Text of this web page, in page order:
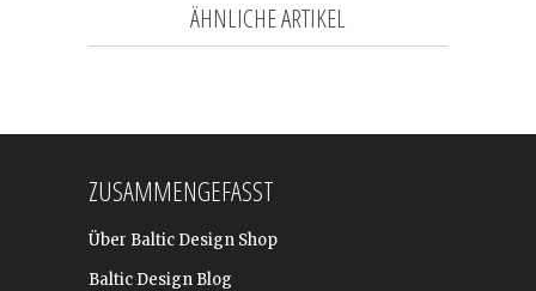
ÄHNLICHE ARTIKEL
ZUSAMMENGEFASST
Über Baltic Design Shop
Baltic Design Blog